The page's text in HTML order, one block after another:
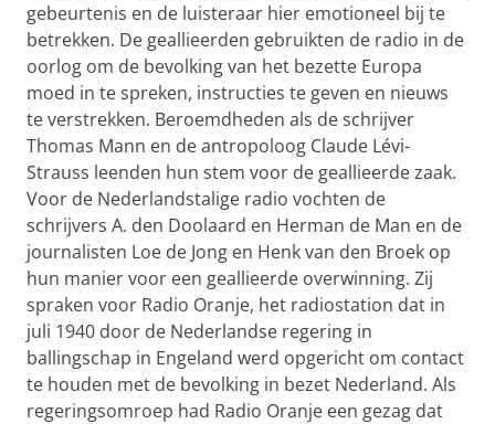
gebeurtenis en de luisteraar hier emotioneel bij te
betrekken. De geallieerden gebruikten de radio in de
oorlog om de bevolking van het bezette Europa
moed in te spreken, instructies te geven en nieuws
te verstrekken. Beroemdheden als de schrijver
Thomas Mann en de antropoloog Claude Lévi-
Strauss leenden hun stem voor de geallieerde zaak.
Voor de Nederlandstalige radio vochten de
schrijvers A. den Doolaard en Herman de Man en de
journalisten Loe de Jong en Henk van den Broek op
hun manier voor een geallieerde overwinning. Zij
spraken voor Radio Oranje, het radiostation dat in
juli 1940 door de Nederlandse regering in
ballingschap in Engeland werd opgericht om contact
te houden met de bevolking in bezet Nederland. Als
regeringsomroep had Radio Oranje een gezag dat